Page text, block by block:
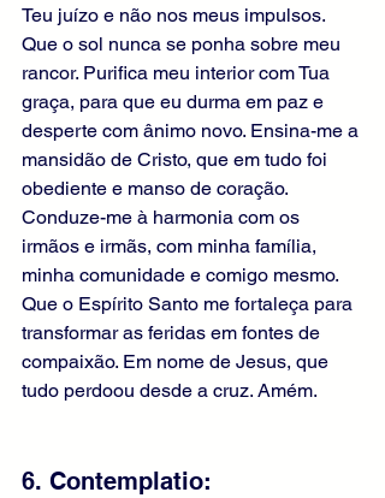
Teu juízo e não nos meus impulsos.
Que o sol nunca se ponha sobre meu
rancor. Purifica meu interior com Tua
graça, para que eu durma em paz e
desperte com ânimo novo. Ensina-me a
mansidão de Cristo, que em tudo foi
obediente e manso de coração.
Conduze-me à harmonia com os
irmãos e irmãs, com minha família,
minha comunidade e comigo mesmo.
Que o Espírito Santo me fortaleça para
transformar as feridas em fontes de
compaixão. Em nome de Jesus, que
tudo perdoou desde a cruz. Amém.
6. Contemplatio: